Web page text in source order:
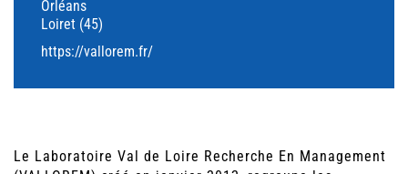
Orléans
Loiret (45)
https://vallorem.fr/
Le Laboratoire Val de Loire Recherche En Management